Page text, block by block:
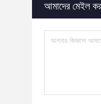
আমাদের মেইল